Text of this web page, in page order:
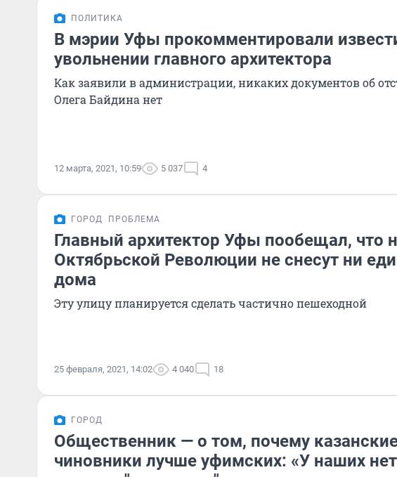
ПОЛИТИКА
В мэрии Уфы прокомментировали
увольнении главного архитектора
Как заявили в администрации, никаких документов об
Олега Байдина нет
12 марта, 2021, 10:59 5 037 4
ГОРОД ПРОБЛЕМА
Главный архитектор Уфы пообещал, что
Октябрьской Революции не снесут ни
дома
Эту улицу планируется сделать частично пешеходной
25 февраля, 2021, 14:02 4 040 18
ГОРОД
Общественник — о том, почему
чиновники лучше уфимских: «У наших нет